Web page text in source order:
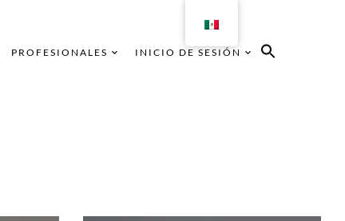
PROFESIONALES INICIO DE SESIÓN